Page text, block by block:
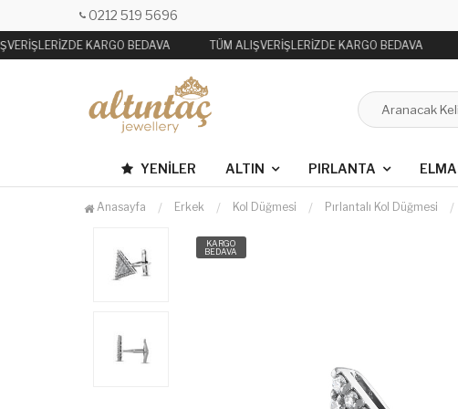
0212 519 5696
KARGO BEDAVA TÜM ALIŞVERİŞLERİZDE KARGO BEDAVA
YENILER ALTIN PIRLANTA
Anasayfa Erkek Kol Düğmesi Pırlantalı Kol Düğmesi
KARGO
BEDAVA